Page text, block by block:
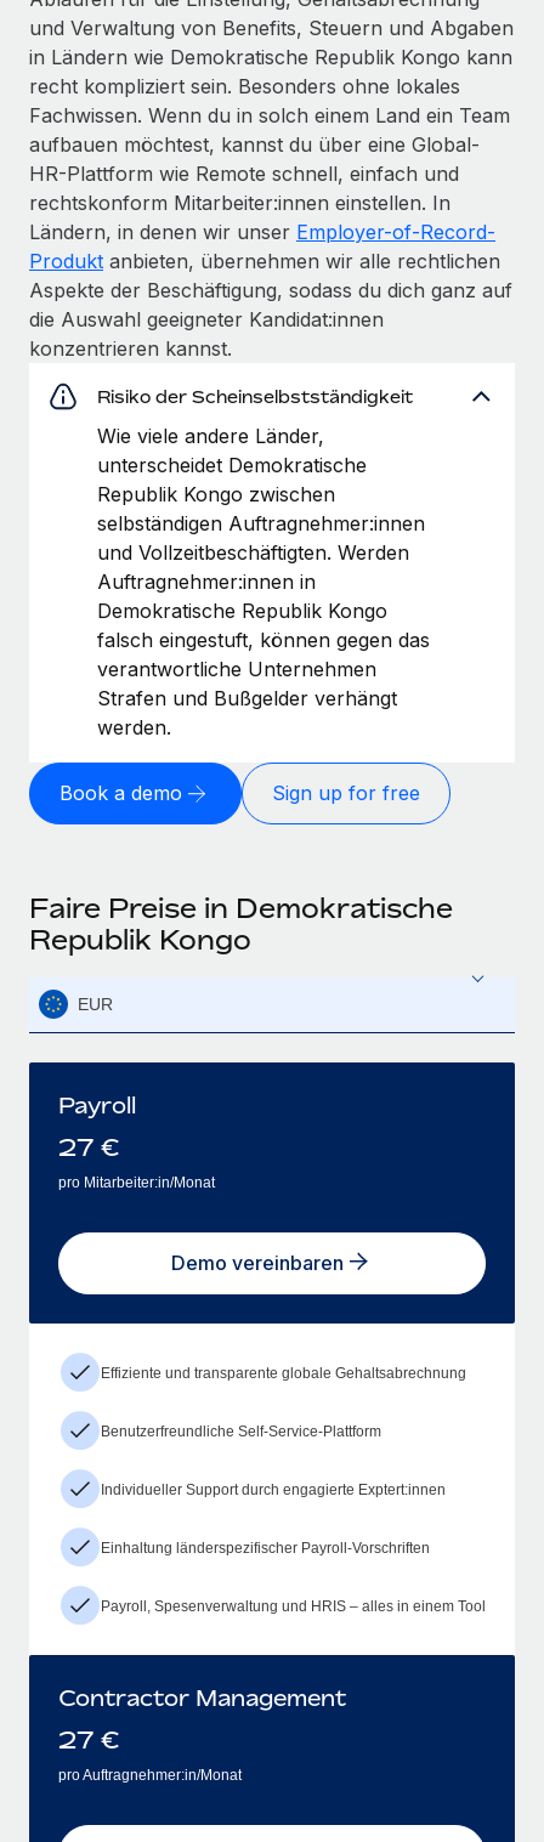
und Verwaltung von Benefits, Steuern und Abgaben
in Ländern wie Demokratische Republik Kongo kann
recht kompliziert sein. Besonders ohne lokales
Fachwissen. Wenn du in solch einem Land ein Team
aufbauen möchtest, kannst du über eine Global-
HR-Plattform wie Remote schnell, einfach und
rechtskonform Mitarbeiter:innen einstellen. In
Ländern, in denen wir unser Employer-of-Record-
Produkt anbieten, übernehmen wir alle rechtlichen
Aspekte der Beschäftigung, sodass du dich ganz auf
die Auswahl geeigneter Kandidat:innen
konzentrieren kannst.
Risiko der Scheinselbstständigkeit
Wie viele andere Länder,
unterscheidet Demokratische
Republik Kongo zwischen
selbständigen Auftragnehmer:innen
und Vollzeitbeschäftigten. Werden
Auftragnehmer:innen in
Demokratische Republik Kongo
falsch eingestuft, können gegen das
verantwortliche Unternehmen
Strafen und Bußgelder verhängt
werden.
Book a demo Sign up for free
Faire Preise in Demokratische
Republik Kongo
EUR
Payroll
27 €
pro Mitarbeiter:in/Monat
Demo vereinbaren
Effiziente und transparente globale Gehaltsabrechnung
Benutzerfreundliche Self-Service-Plattform
Individueller Support durch engagierte Exptert:innen
Einhaltung länderspezifischer Payroll-Vorschriften
Payroll, Spesenverwaltung und HRIS – alles in einem Tool
Contractor Management
27 €
pro Auftragnehmer:in/Monat